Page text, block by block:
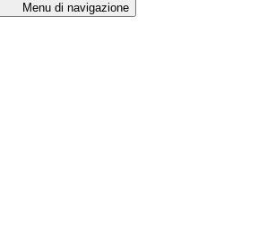
Menu di navigazione